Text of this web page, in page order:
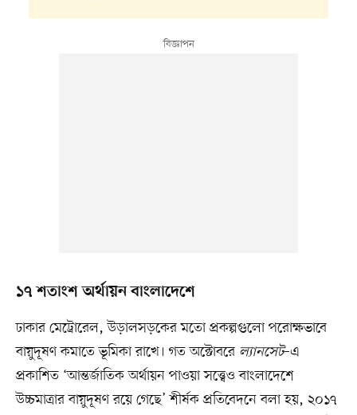
১৭ শতাংশ অর্থায়ন বাংলাদেশে
ঢাকার মেট্রোরেল, উড়ালসড়কের মতো প্রকল্পগুলো পরোক্ষভাবে
বায়ুদূষণ কমাতে ভূমিকা রাখে। গত অক্টোবরে ল্যানসেট–এ
প্রকাশিত ‘আন্তর্জাতিক অর্থায়ন পাওয়া সত্ত্বেও বাংলাদেশে
উচ্চমাত্রার বায়ুদূষণ রয়ে গেছে’ শীর্ষক প্রতিবেদনে বলা হয়, ২০১৭